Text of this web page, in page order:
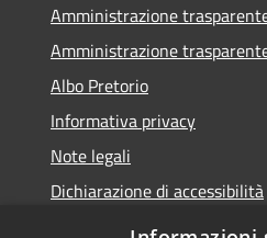
Amministrazione
Amministrazione
Albo Pretorio
Informativa privacy
Note legali
Dichiarazione di accessibilità